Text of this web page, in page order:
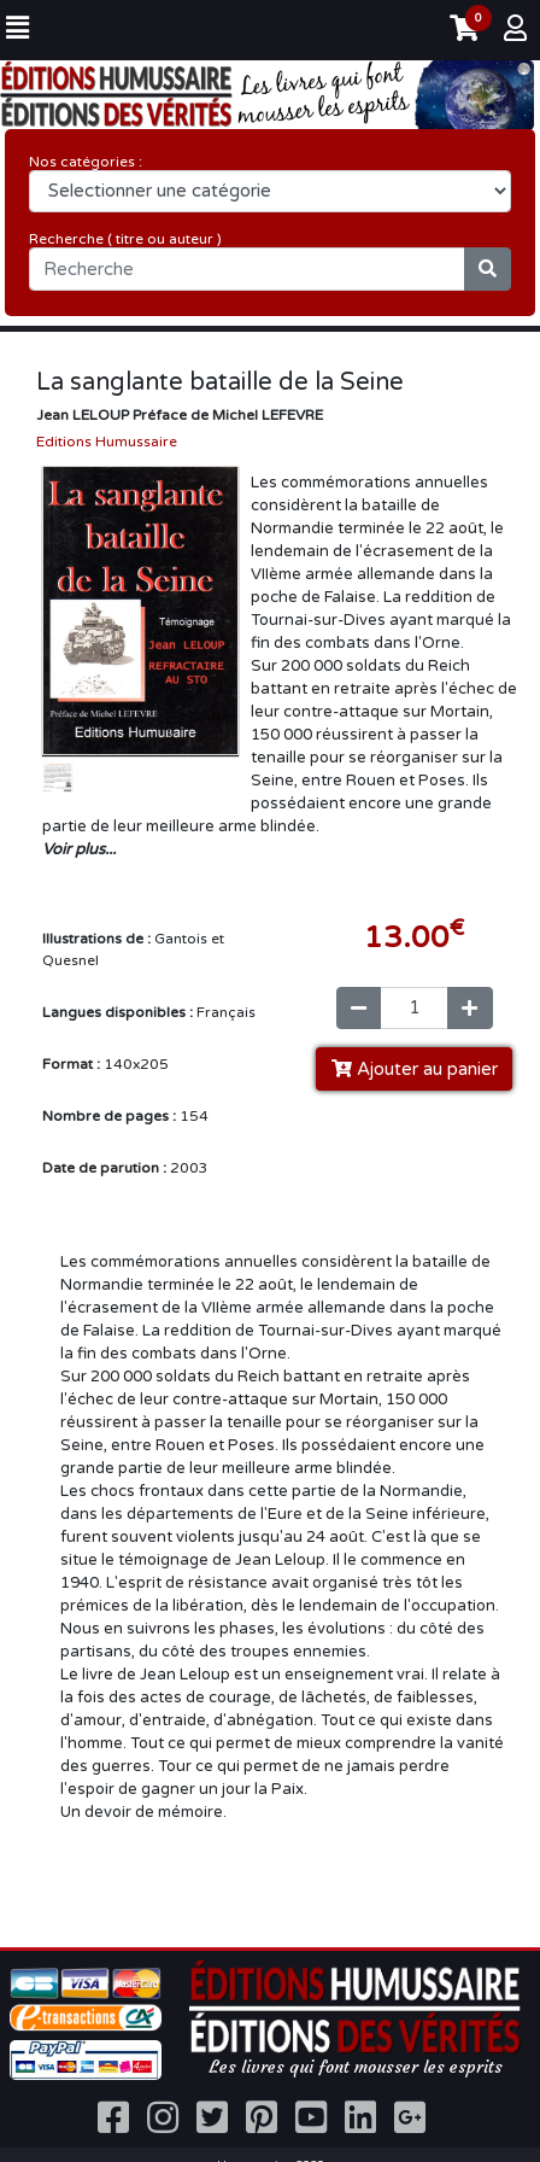
0
Nos catégories :
Recherche ( titre ou auteur )
La sanglante bataille de la Seine
Jean LELOUP Préface de Michel LEFEVRE
Editions Humussaire
Les commémorations annuelles
considèrent la bataille de
Normandie terminée le 22 août, le
lendemain de l'écrasement de la
VIIème armée allemande dans la
poche de Falaise. La reddition de
Tournai-sur-Dives ayant marqué la
fin des combats dans l'Orne.
Sur 200 000 soldats du Reich
battant en retraite après l'échec de
leur contre-attaque sur Mortain,
150 000 réussirent à passer la
tenaille pour se réorganiser sur la
Seine, entre Rouen et Poses. Ils
possédaient encore une grande
partie de leur meilleure arme blindée.
Voir plus...
Illustrations de : Gantois et
Quesnel
Langues disponibles : Français
Format : 140x205
Nombre de pages : 154
Date de parution : 2003
13.00€
Ajouter au panier
Les commémorations annuelles considèrent la bataille de
Normandie terminée le 22 août, le lendemain de
l'écrasement de la VIIème armée allemande dans la poche
de Falaise. La reddition de Tournai-sur-Dives ayant marqué
la fin des combats dans l'Orne.
Sur 200 000 soldats du Reich battant en retraite après
l'échec de leur contre-attaque sur Mortain, 150 000
réussirent à passer la tenaille pour se réorganiser sur la
Seine, entre Rouen et Poses. Ils possédaient encore une
grande partie de leur meilleure arme blindée.
Les chocs frontaux dans cette partie de la Normandie,
dans les départements de l'Eure et de la Seine inférieure,
furent souvent violents jusqu'au 24 août. C'est là que se
situe le témoignage de Jean Leloup. Il le commence en
1940. L'esprit de résistance avait organisé très tôt les
prémices de la libération, dès le lendemain de l'occupation.
Nous en suivrons les phases, les évolutions : du côté des
partisans, du côté des troupes ennemies.
Le livre de Jean Leloup est un enseignement vrai. Il relate à
la fois des actes de courage, de lâchetés, de faiblesses,
d'amour, d'entraide, d'abnégation. Tout ce qui existe dans
l'homme. Tout ce qui permet de mieux comprendre la vanité
des guerres. Tour ce qui permet de ne jamais perdre
l'espoir de gagner un jour la Paix.
Un devoir de mémoire.
Les livres qui font mousser les esprits